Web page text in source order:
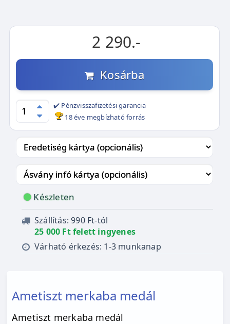
2 290.-
Kosárba
✔️ Pénzvisszafizetési garancia
18 éve megbízható forrás
Készleten
Szállítás: 990 Ft-tól
25 000 Ft felett ingyenes
Várható érkezés: 1-3 munkanap
Ametiszt merkaba medál
Ametiszt merkaba medál